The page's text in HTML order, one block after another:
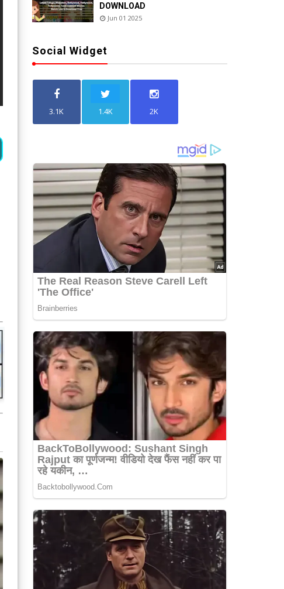
DOWNLOAD
Jun 01 2025
Social Widget
3.1K 1.4K 2K